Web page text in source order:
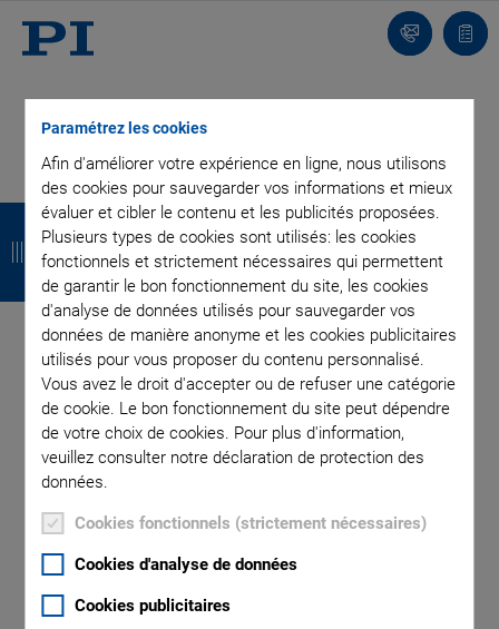
Paramétrez les cookies
Afin d'améliorer votre expérience en ligne, nous utilisons
des cookies pour sauvegarder vos informations et mieux
évaluer et cibler le contenu et les publicités proposées.
Plusieurs types de cookies sont utilisés: les cookies
fonctionnels et strictement nécessaires qui permettent
de garantir le bon fonctionnement du site, les cookies
d'analyse de données utilisés pour sauvegarder vos
données de manière anonyme et les cookies publicitaires
utilisés pour vous proposer du contenu personnalisé.
Vous avez le droit d'accepter ou de refuser une catégorie
de cookie. Le bon fonctionnement du site peut dépendre
de votre choix de cookies. Pour plus d'information,
veuillez consulter notre déclaration de protection des
données.
Cookies fonctionnels (strictement nécessaires)
Cookies d'analyse de données
Cookies publicitaires
Contact
INSCRIVEZ-VOUS À NOTRE BLOG
Catégories
R
e
t
o
u
r
R
e
t
o
u
r
R
e
t
o
u
r
R
e
t
o
u
r